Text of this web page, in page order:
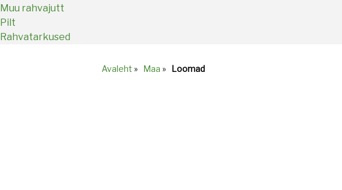
Muu rahvajutt
Pilt
Rahvatarkused
Avaleht » Maa » Loomad